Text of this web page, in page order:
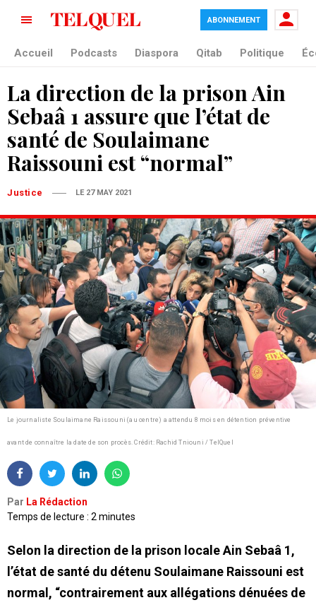
ABONNEMENT
Accueil Podcasts Diaspora Qitab Politique
La direction de la prison Ain
Sebaâ 1 assure que l’état de
santé de Soulaimane
Raissouni est “normal”
Justice LE 27 MAY 2021
Le journaliste Soulaimane Raissouni (au centre) a attendu 8 mois en détention préventive
avant de connaître la date de son procès.Crédit: Rachid Tniouni / TelQuel
Par La Rédaction
Temps de lecture : 2 minutes
Selon la direction de la prison locale Ain Sebaâ 1,
l’état de santé du détenu Soulaimane Raissouni est
normal, “contrairement aux allégations dénuées de